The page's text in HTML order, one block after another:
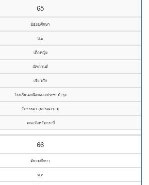
65
มัธยมศึกษา
ม.๒
เด็กหญิง
ณิชกานต์
เจียวก๊ก
โรงเรียนเหนือคลองประชาบำรุง
วัดธรรมาวุธสรณาราม
คณะจังหวัดกระบี่
66
มัธยมศึกษา
ม.๒